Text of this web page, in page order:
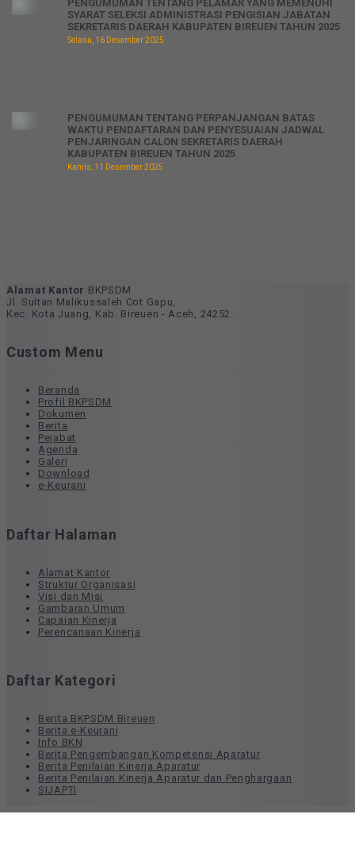
PENGUMUMAN TENTANG PELAMAR YANG MEMENUHI
SYARAT SELEKSI ADMINISTRASI PENGISIAN JABATAN
SEKRETARIS DAERAH KABUPATEN BIREUEN TAHUN 2025
Selasa, 16 Desember 2025
PENGUMUMAN TENTANG PERPANJANGAN BATAS
WAKTU PENDAFTARAN DAN PENYESUAIAN JADWAL
PENJARINGAN CALON SEKRETARIS DAERAH
KABUPATEN BIREUEN TAHUN 2025
Kamis, 11 Desember 2025
Alamat Kantor BKPSDM
Jl. Sultan Malikussaleh Cot Gapu,
Kec. Kota Juang, Kab. Bireuen - Aceh, 24252.
Custom Menu
Beranda
Profil BKPSDM
Dokumen
Berita
Pejabat
Agenda
Galeri
Download
e-Keurani
Daftar Halaman
Alamat Kantor
Struktur Organisasi
Visi dan Misi
Gambaran Umum
Capaian Kinerja
Perencanaan Kinerja
Daftar Kategori
Berita BKPSDM Bireuen
Berita e-Keurani
Info BKN
Berita Pengembangan Kompetensi Aparatur
Berita Penilaian Kinerja Aparatur
Berita Penilaian Kinerja Aparatur dan Penghargaan
SIJAPTI